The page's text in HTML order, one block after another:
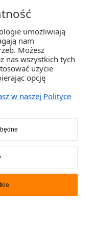
śląskie NIP: 645-241-94-
umożliwiają
nam
Możesz
nas wszystkich tych
użycie
opcję
w naszej Polityce